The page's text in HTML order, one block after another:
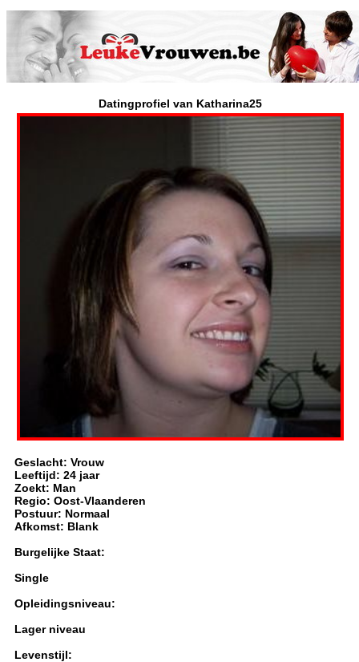
Datingprofiel van Katharina25
Geslacht: Vrouw
Leeftijd: 24 jaar
Zoekt: Man
Regio: Oost-Vlaanderen
Postuur: Normaal
Afkomst: Blank
Burgelijke Staat:
Single
Opleidingsniveau:
Lager niveau
Levenstijl: